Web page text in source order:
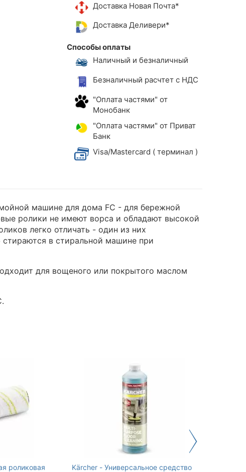
Доставка Новая Почта*
Доставка Деливери*
Способы оплаты
Наличный и безналичный
Безналичный расчтет с НДС
"Оплата частями" от
Монобанк
"Оплата частями" от Приват
Банк
Visa/Mastercard ( терминал )
машине для дома FC - для бережной
ролики не имеют ворса и обладают высокой
легко отличать - один из них
стираются в стиральной машине при
для вощеного или покрытого маслом
роликовая
Kärcher - Универсальное средство